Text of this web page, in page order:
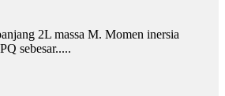
2L massa M. Momen inersia
PQ sebesar.....